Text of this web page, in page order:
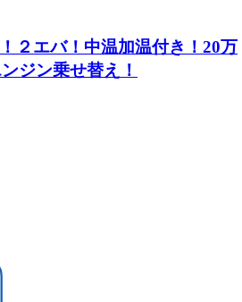
２エバ！中温加温付き！20万
ジン乗せ替え！